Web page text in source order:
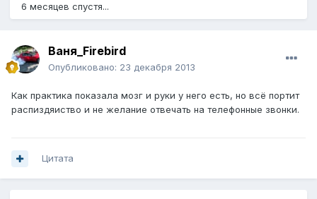
6 месяцев спустя...
Ваня_Firebird
Опубликовано: 23 декабря 2013
Как практика показала мозг и руки у него есть, но всё портит
распиздяиство и не желание отвечать на телефонные звонки.
Цитата